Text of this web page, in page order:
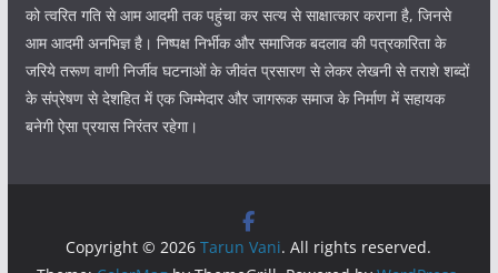
को त्वरित गति से आम आदमी तक पहुंचा कर सत्य से साक्षात्कार कराना है, जिनसे
आम आदमी अनभिज्ञ है। निष्पक्ष निर्भीक और समाजिक बदलाव की पत्रकारिता के
जरिये तरूण वाणी निर्जीव घटनाओं के जीवंत प्रसारण से लेकर लेखनी से तराशे शब्दों
के संप्रेषण से देशहित में एक जिम्मेदार और जागरूक समाज के निर्माण में सहायक
बनेगी ऐसा प्रयास निरंतर रहेगा।
Copyright © 2026Tarun Vani. All rights reserved.